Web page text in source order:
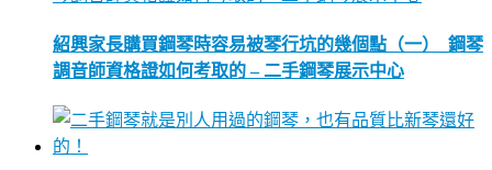
紹興家長購買鋼琴時容易被琴行坑的幾個點（一）_鋼琴
調音師資格證如何考取的 – 二手鋼琴展示中心